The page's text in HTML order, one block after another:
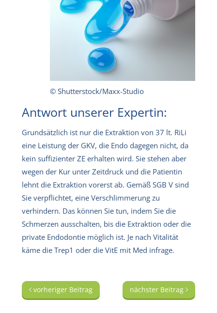
© Shutterstock/Maxx-Studio
Antwort unserer Expertin:
Grundsätzlich ist nur die Extraktion von 37 lt. RiLi
eine Leistung der GKV, die Endo dagegen nicht, da
kein suffizienter ZE erhalten wird. Sie stehen aber
wegen der Kur unter Zeitdruck und die Patientin
lehnt die Extraktion vorerst ab. Gemäß SGB V sind
Sie verpflichtet, eine Verschlimmerung zu
verhindern. Das können Sie tun, indem Sie die
Schmerzen ausschalten, bis die Extraktion oder die
private Endodontie möglich ist. Je nach Vitalität
käme die Trep1 oder die VitE mit Med infrage.
vorheriger Beitrag nächster Beitrag